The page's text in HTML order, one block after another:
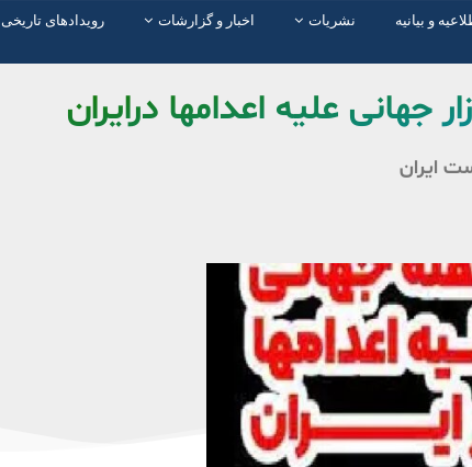
و بیانیه نشریات اخبار و گزارشات رویدادهای تاریخی
جهانی علیه اعدامها درایران
ایران